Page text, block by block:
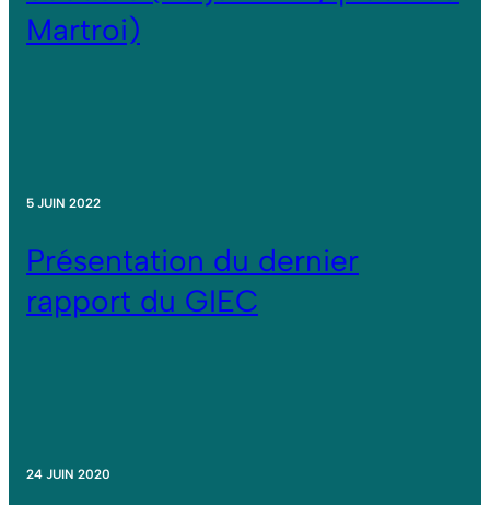
Martroi)
5 JUIN 2022
Présentation du dernier
rapport du GIEC
24 JUIN 2020